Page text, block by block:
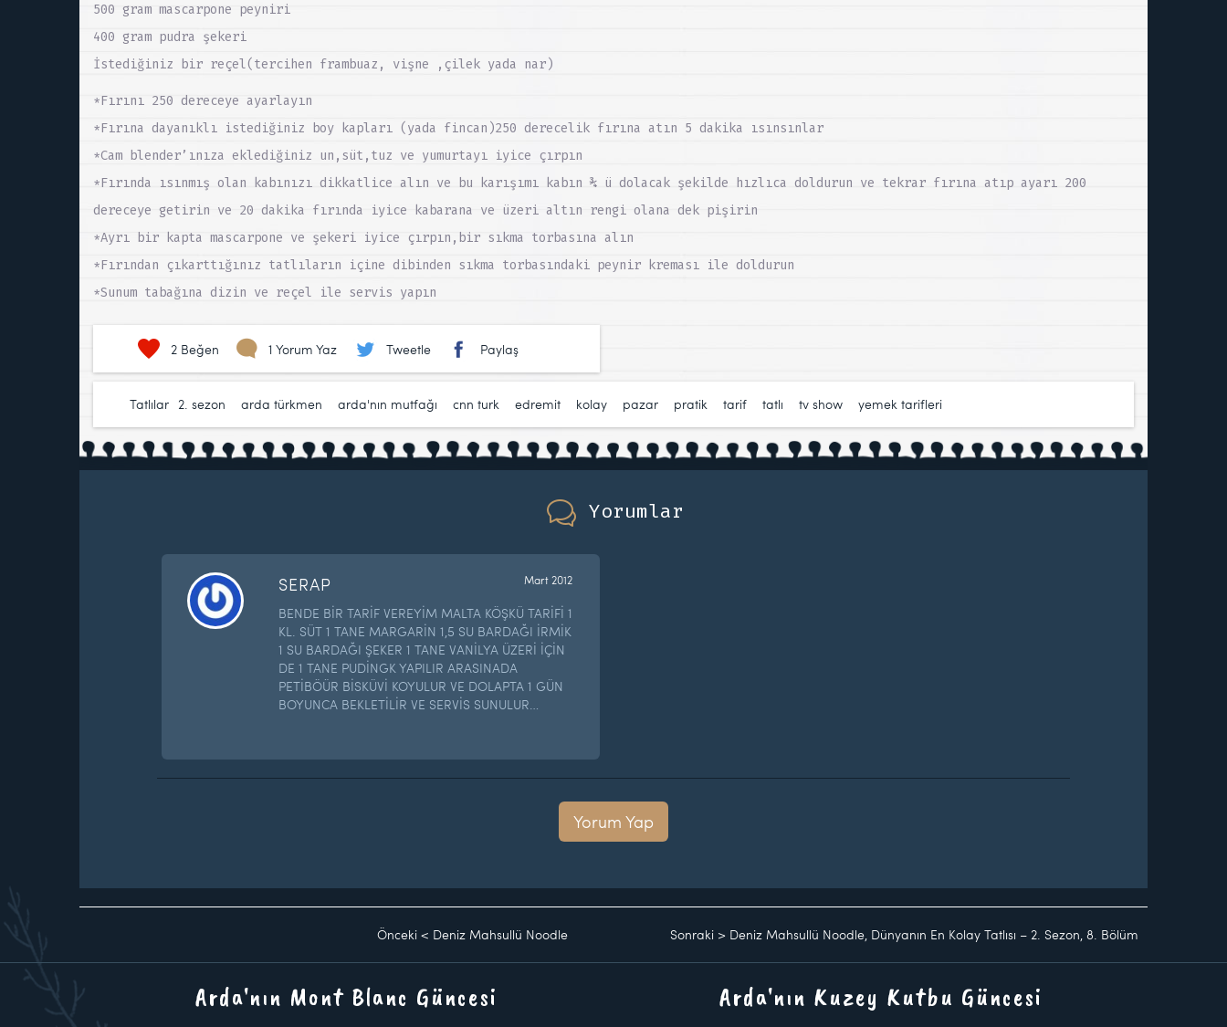
500 gram mascarpone peyniri
400 gram pudra şekeri
İstediğiniz bir reçel(tercihen frambuaz, vişne ,çilek yada nar)
*Fırını 250 dereceye ayarlayın
*Fırına dayanıklı istediğiniz boy kapları (yada fincan)250 derecelik fırına atın 5 dakika ısınsınlar
*Cam blender’ınıza eklediğiniz un,süt,tuz ve yumurtayı iyice çırpın
*Fırında ısınmış olan kabınızı dikkatlice alın ve bu karışımı kabın ¾ ü dolacak şekilde hızlıca doldurun ve tekrar fırına atıp ayarı 200
dereceye getirin ve 20 dakika fırında iyice kabarana ve üzeri altın rengi olana dek pişirin
*Ayrı bir kapta mascarpone ve şekeri iyice çırpın,bir sıkma torbasına alın
*Fırından çıkarttığınız tatlıların içine dibinden sıkma torbasındaki peynir kreması ile doldurun
*Sunum tabağına dizin ve reçel ile servis yapın
2 Beğen 1 Yorum Yaz Tweetle Paylaş
Tatlılar 2. sezon arda türkmen arda'nın mutfağı cnn turk edremit kolay pazar pratik tarif tatlı tv show yemek tarifleri
Yorumlar
SERAP Mart 2012
BENDE BİR TARİF VEREYİM MALTA KÖŞKÜ TARİFİ 1
KL. SÜT 1 TANE MARGARİN 1,5 SU BARDAĞI İRMİK
1 SU BARDAĞI ŞEKER 1 TANE VANİLYA ÜZERİ İÇİN
DE 1 TANE PUDİNGK YAPILIR ARASINADA
PETİBÖÜR BİSKÜVİ KOYULUR VE DOLAPTA 1 GÜN
BOYUNCA BEKLETİLİR VE SERVİS SUNULUR…
Yorum Yap
Önceki < Deniz Mahsullü Noodle Sonraki > Deniz Mahsullü Noodle, Dünyanın En Kolay Tatlısı – 2. Sezon, 8. Bölüm
Arda'nın Mont Blanc Güncesi Arda'nın Kuzey Kutbu Güncesi